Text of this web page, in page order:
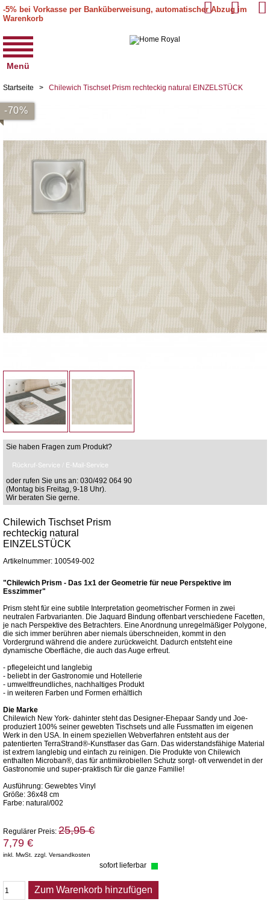
-5% bei Vorkasse per Banküberweisung, automatischer Abzug im
Warenkorb
Menü
Startseite > Chilewich Tischset Prism rechteckig natural EINZELSTÜCK
-70%
Sie haben Fragen zum Produkt?
Rückruf-Service / E-Mail-Service
oder rufen Sie uns an: 030/492 064 90
(Montag bis Freitag, 9-18 Uhr).
Wir beraten Sie gerne.
Chilewich Tischset Prism
rechteckig natural
EINZELSTÜCK
Artikelnummer: 100549-002
"Chilewich Prism - Das 1x1 der Geometrie für neue Perspektive im
Esszimmer"
Prism steht für eine subtile Interpretation geometrischer Formen in zwei
neutralen Farbvarianten. Die Jaquard Bindung offenbart verschiedene Facetten,
je nach Perspektive des Betrachters. Eine Anordnung unregelmäßiger Polygone,
die sich immer berühren aber niemals überschneiden, kommt in den
Vordergrund während die andere zurückweicht. Dadurch entsteht eine
dynamische Oberfläche, die auch das Auge erfreut.
- pflegeleicht und langlebig
- beliebt in der Gastronomie und Hotellerie
- umweltfreundliches, nachhaltiges Produkt
- in weiteren Farben und Formen erhältlich
Die Marke
Chilewich New York- dahinter steht das Designer-Ehepaar Sandy und Joe-
produziert 100% seiner gewebten Tischsets und alle Fussmatten im eigenen
Werk in den USA. In einem speziellen Webverfahren entsteht aus der
patentierten TerraStrand®-Kunstfaser das Garn. Das widerstandsfähige Material
ist extrem langlebig und einfach zu reinigen. Die Produkte von Chilewich
enthalten Microban®, das für antimikrobiellen Schutz sorgt- oft verwendet in der
Gastronomie und super-praktisch für die ganze Familie!
Ausführung: Gewebtes Vinyl
Größe: 36x48 cm
Farbe: natural/002
Regulärer Preis: 25,95 €
7,79 €
inkl. MwSt. zzgl. Versandkosten
sofort lieferbar
Zum Warenkorb hinzufügen